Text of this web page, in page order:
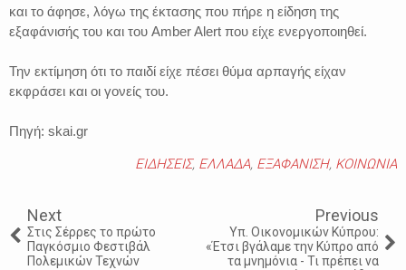
και το άφησε, λόγω της έκτασης που πήρε η είδηση της
εξαφάνισής του και του Amber Alert που είχε ενεργοποιηθεί.
Την εκτίμηση ότι το παιδί είχε πέσει θύμα αρπαγής είχαν
εκφράσει και οι γονείς του.
Πηγή: skai.gr
ΕΙΔΗΣΕΙΣ, ΕΛΛΑΔΑ, ΕΞΑΦΑΝΙΣΗ, ΚΟΙΝΩΝΙΑ
Next
Στις Σέρρες το πρώτο
Παγκόσμιο Φεστιβάλ
Πολεμικών Τεχνών
Previous
Yπ. Οικονομικών Κύπρου:
«Έτσι βγάλαμε την Κύπρο από
τα μνημόνια - Τι πρέπει να